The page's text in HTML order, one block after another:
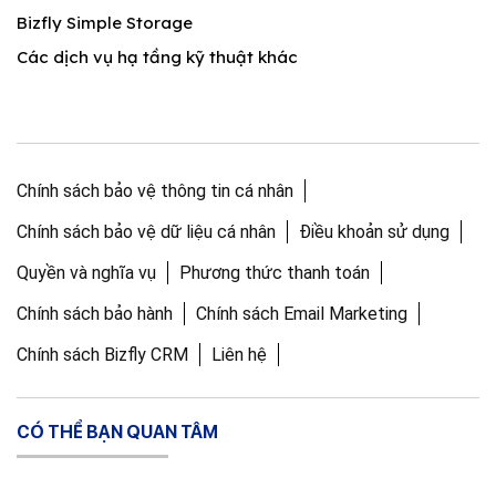
Bizfly Simple Storage
Các dịch vụ hạ tầng kỹ thuật khác
Chính sách bảo vệ thông tin cá nhân
Chính sách bảo vệ dữ liệu cá nhân
Điều khoản sử dụng
Quyền và nghĩa vụ
Phương thức thanh toán
Chính sách bảo hành
Chính sách Email Marketing
Chính sách Bizfly CRM
Liên hệ
CÓ THỂ BẠN QUAN TÂM